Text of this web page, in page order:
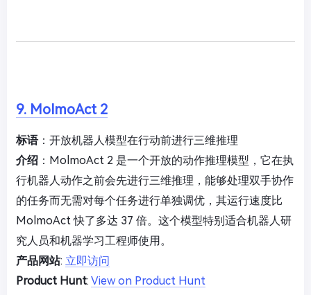
9. MolmoAct 2
标语：开放机器人模型在行动前进行三维推理
介绍 ：MolmoAct 2 是一个开放的动作推理模型，它在执
行机器人动作之前会先进行三维推理，能够处理双手协作
的任务而无需对每个任务进行单独调优，其运行速度比
MolmoAct 快了多达 37 倍。这个模型特别适合机器人研
究人员和机器学习工程师使用。
产品网站: 立即访问
Product Hunt: View on Product Hunt